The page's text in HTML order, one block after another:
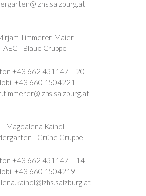
Timmerer-Maier
AEG - Blaue Gruppe
+43 662 431147 – 20
+43 660 1504221
Magdalena Kaindl
- Grüne Gruppe
+43 662 431147 – 14
+43 660 1504219